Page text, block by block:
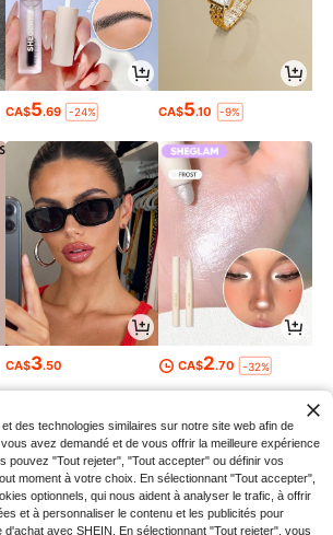
CA$5.69 -24% CA$5.10 -9%
CA$3.50 CA$2.70 -32%
des technologies similaires sur notre site web afin de
avez demandé et de vous offrir la meilleure expérience
pouvez "Tout rejeter", "Tout accepter" ou définir vos
moment à votre choix. En sélectionnant "Tout accepter",
optionnels, qui nous aident à analyser le trafic, à offrir
et à personnaliser le contenu et les publicités pour
avec SHEIN. En sélectionnant "Tout rejeter", vous